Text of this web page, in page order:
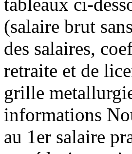
(salaire brut
des salaires,
retraite et de
grille
informations
au 1er salaire